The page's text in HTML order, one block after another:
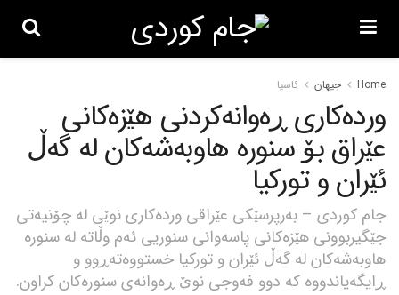
Home جیهان ئاسیا
وردەکاری ڕەوانەکردنی هێزەکانی
عێراق بۆ سنورە هاوبەشەکان لە گەڵ
ئێران و تورکیا
جام کوردی – بەرپرسێکی عێراقی وردەکاری نوێی لە چۆنیەتی
جێگیربوونی هێزەکانی پاسەوانی سنوریی ئەم وڵاتە لە سنورە
هاوبەشەکان لە گەڵ ئێران و تورکیا خستووەتەڕوو و
ڕایگەیاندووە کە دوو فەوجی نوێ ڕەوانەی سنورەکان کراون.